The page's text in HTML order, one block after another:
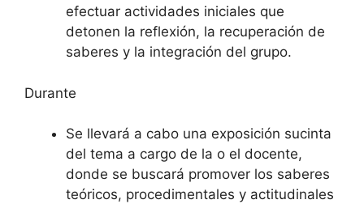
efectuar actividades iniciales que
detonen la reflexión, la recuperación de
saberes y la integración del grupo.
Durante
Se llevará a cabo una exposición sucinta
del tema a cargo de la o el docente,
donde se buscará promover los saberes
teóricos, procedimentales y actitudinales